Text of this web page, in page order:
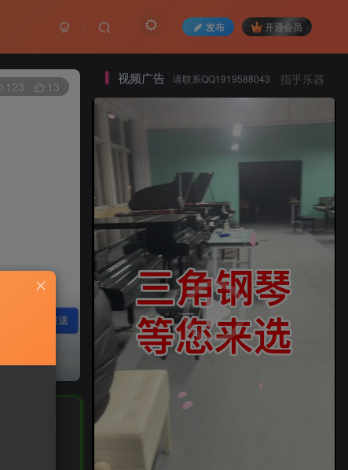
发布 开通会员
123 13
视频广告 请联系QQ1919588043 指乎乐器